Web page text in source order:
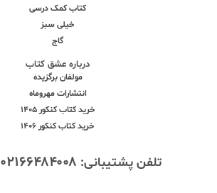
کتاب کمک درسی
خیلی سبز
گاج
درباره عشق کتاب
مولفان برگزیده
انتشارات مهروماه
خرید کتاب کنکور 1405
خرید کتاب کنکور 1406
تلفن پشتیبانی: ۰۲۱۶۶۴۸۴۰۰۸